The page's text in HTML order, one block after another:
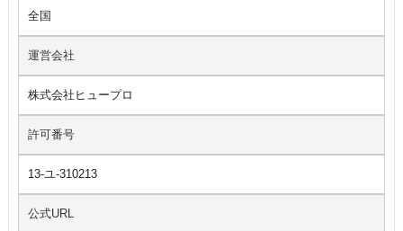
全国
運営会社
株式会社ヒュープロ
許可番号
13-ユ-310213
公式URL